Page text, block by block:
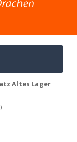
Altes Lager